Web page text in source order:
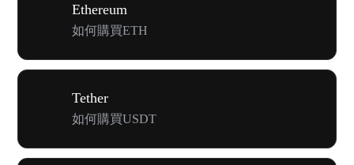
Ethereum
如何購買ETH
Tether
如何購買USDT